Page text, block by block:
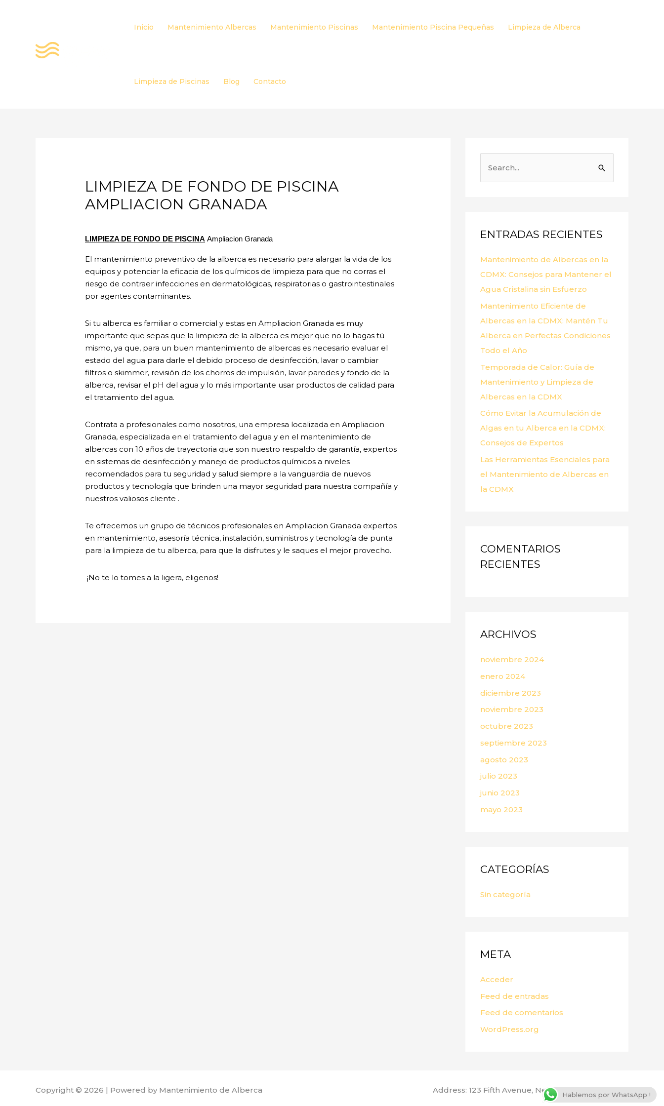
Inicio Mantenimiento Albercas Mantenimiento Piscinas Mantenimiento Piscina Pequeñas Limpieza de Alberca
Limpieza de Piscinas Blog Contacto
LIMPIEZA DE FONDO DE PISCINA
AMPLIACION GRANADA
LIMPIEZA DE FONDO DE PISCINA Ampliacion Granada
El mantenimiento preventivo de la alberca es necesario para alargar la vida de los
equipos y potenciar la eficacia de los químicos de limpieza para que no corras el
riesgo de contraer infecciones en dermatológicas, respiratorias o gastrointestinales
por agentes contaminantes.
Si tu alberca es familiar o comercial y estas en Ampliacion Granada es muy
importante que sepas que la limpieza de la alberca es mejor que no lo hagas tú
mismo, ya que, para un buen mantenimiento de albercas es necesario evaluar el
estado del agua para darle el debido proceso de desinfección, lavar o cambiar
filtros o skimmer, revisión de los chorros de impulsión, lavar paredes y fondo de la
alberca, revisar el pH del agua y lo más importante usar productos de calidad para
el tratamiento del agua.
Contrata a profesionales como nosotros, una empresa localizada en Ampliacion
Granada, especializada en el tratamiento del agua y en el mantenimiento de
albercas con 10 años de trayectoria que son nuestro respaldo de garantía, expertos
en sistemas de desinfección y manejo de productos químicos a niveles
recomendados para tu seguridad y salud siempre a la vanguardia de nuevos
productos y tecnología que brinden una mayor seguridad para nuestra compañía y
nuestros valiosos cliente .
Te ofrecemos un grupo de técnicos profesionales en Ampliacion Granada expertos
en mantenimiento, asesoría técnica, instalación, suministros y tecnología de punta
para la limpieza de tu alberca, para que la disfrutes y le saques el mejor provecho.
¡No te lo tomes a la ligera, eligenos!
r
o
r
:
ENTRADAS RECIENTES
Mantenimiento de Albercas en la
CDMX: Consejos para Mantener el
Agua Cristalina sin Esfuerzo
Mantenimiento Eficiente de
Albercas en la CDMX: Mantén Tu
Alberca en Perfectas Condiciones
Todo el Año
Temporada de Calor: Guía de
Mantenimiento y Limpieza de
Albercas en la CDMX
Cómo Evitar la Acumulación de
Algas en tu Alberca en la CDMX:
Consejos de Expertos
Las Herramientas Esenciales para
el Mantenimiento de Albercas en
la CDMX
COMENTARIOS
RECIENTES
ARCHIVOS
noviembre 2024
enero 2024
diciembre 2023
noviembre 2023
octubre 2023
septiembre 2023
agosto 2023
julio 2023
junio 2023
mayo 2023
CATEGORÍAS
Sin categoría
META
Acceder
Feed de entradas
Feed de comentarios
WordPress.org
Copyright © 2026 | Powered by Mantenimiento de Alberca Address: 123 Fifth Avenue, New York, NY 10160, USA
Hablemos por WhatsApp !